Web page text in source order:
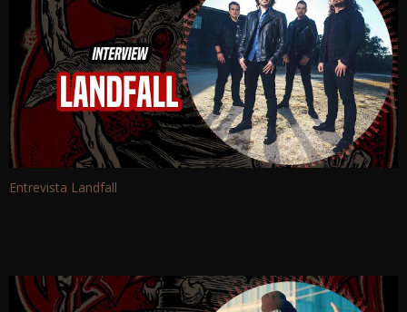
Entrevista Landfall